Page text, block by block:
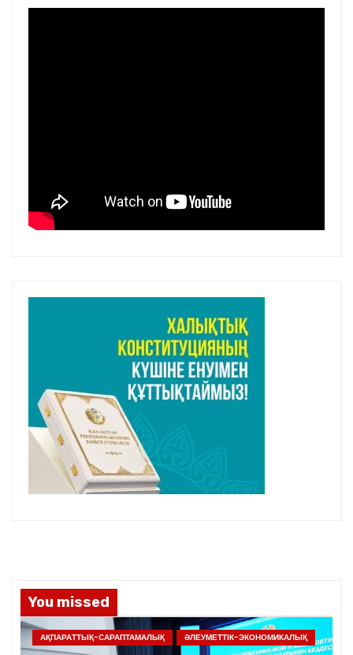
You missed
АҚПАРАТТЫҚ-САРАПТАМАЛЫҚ ӘЛЕУМЕТТІК-ЭКОНОМИКАЛЫҚ